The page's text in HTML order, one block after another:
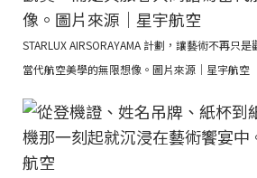
STARLUX AIRSORAYAMA 計劃，讓藝術不再只
當代航空美學的無限想像。圖片來源｜星宇航空